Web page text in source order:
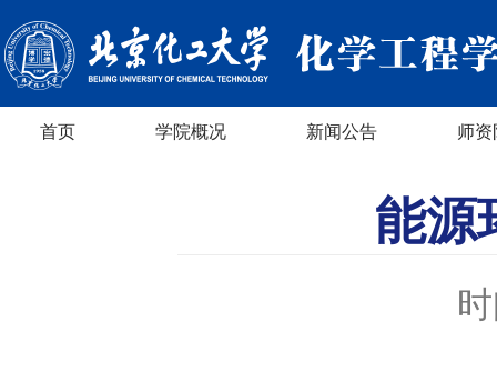
首页 学院概况 新闻公告 师资
能源